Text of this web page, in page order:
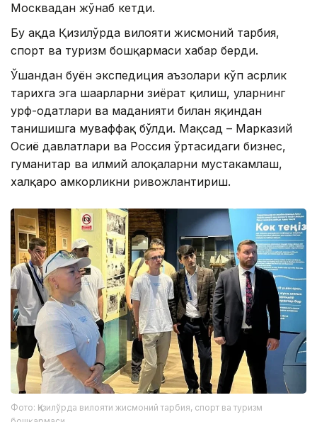
Москвадан жўнаб кетди.
Бу ҳақда Қизилўрда вилояти жисмоний тарбия,
спорт ва туризм бошқармаси хабар берди.
Ўшандан буён экспедиция аъзолари кўп асрлик
тарихга эга шаҳарларни зиёрат қилиш, уларнинг
урф-одатлари ва маданияти билан яқиндан
танишишга муваффақ бўлди. Мақсад – Марказий
Осиё давлатлари ва Россия ўртасидаги бизнес,
гуманитар ва илмий алоқаларни мустаҳкамлаш,
халқаро ҳамкорликни ривожлантириш.
Фото: Қизилўрда вилояти жисмоний тарбия, спорт ва туризм